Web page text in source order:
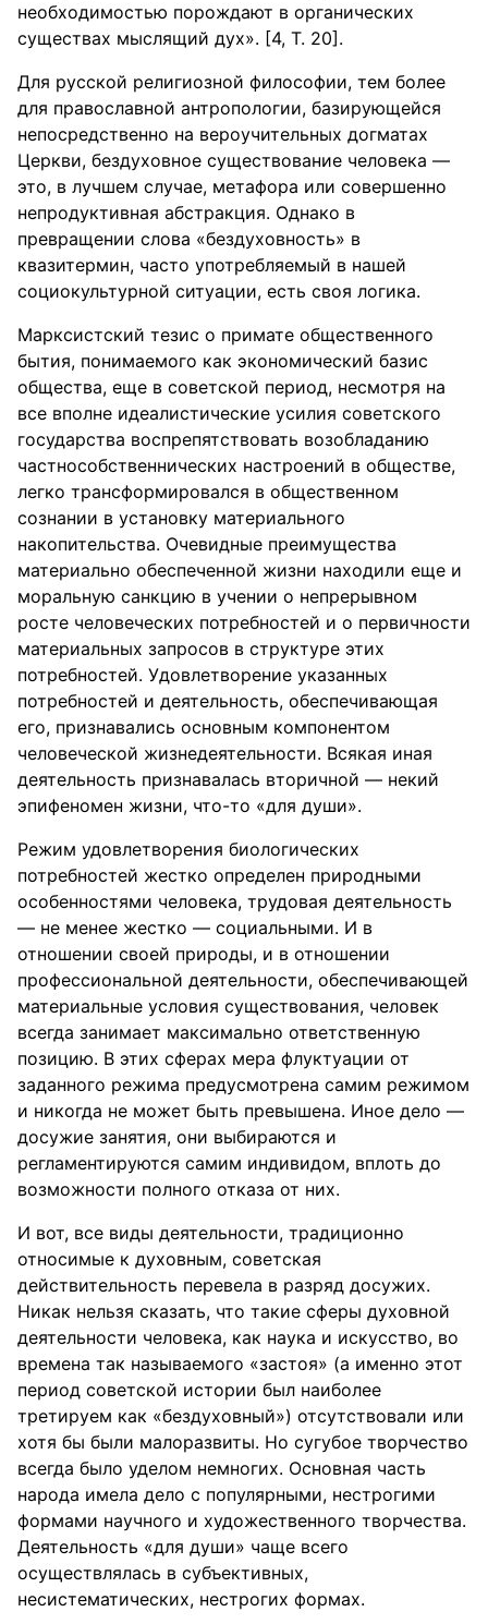
необходимостью порождают в органических
существах мыслящий дух». [4, Т. 20].
Для русской религиозной философии, тем более
для православной антропологии, базирующейся
непосредственно на вероучительных догматах
Церкви, бездуховное существование человека —
это, в лучшем случае, метафора или совершенно
непродуктивная абстракция. Однако в
превращении слова «бездуховность» в
квазитермин, часто употребляемый в нашей
социокультурной ситуации, есть своя логика.
Марксистский тезис о примате общественного
бытия, понимаемого как экономический базис
общества, еще в советской период, несмотря на
все вполне идеалистические усилия советского
государства воспрепятствовать возобладанию
частнособственнических настроений в обществе,
легко трансформировался в общественном
сознании в установку материального
накопительства. Очевидные преимущества
материально обеспеченной жизни находили еще и
моральную санкцию в учении о непрерывном
росте человеческих потребностей и о первичности
материальных запросов в структуре этих
потребностей. Удовлетворение указанных
потребностей и деятельность, обеспечивающая
его, признавались основным компонентом
человеческой жизнедеятельности. Всякая иная
деятельность признавалась вторичной — некий
эпифеномен жизни, что-то «для души».
Режим удовлетворения биологических
потребностей жестко определен природными
особенностями человека, трудовая деятельность
— не менее жестко — социальными. И в
отношении своей природы, и в отношении
профессиональной деятельности, обеспечивающей
материальные условия существования, человек
всегда занимает максимально ответственную
позицию. В этих сферах мера флуктуации от
заданного режима предусмотрена самим режимом
и никогда не может быть превышена. Иное дело —
досужие занятия, они выбираются и
регламентируются самим индивидом, вплоть до
возможности полного отказа от них.
И вот, все виды деятельности, традиционно
относимые к духовным, советская
действительность перевела в разряд досужих.
Никак нельзя сказать, что такие сферы духовной
деятельности человека, как наука и искусство, во
времена так называемого «застоя» (а именно этот
период советской истории был наиболее
третируем как «бездуховный») отсутствовали или
хотя бы были малоразвиты. Но сугубое творчество
всегда было уделом немногих. Основная часть
народа имела дело с популярными, нестрогими
формами научного и художественного творчества.
Деятельность «для души» чаще всего
осуществлялась в субъективных,
несистематических, нестрогих формах.